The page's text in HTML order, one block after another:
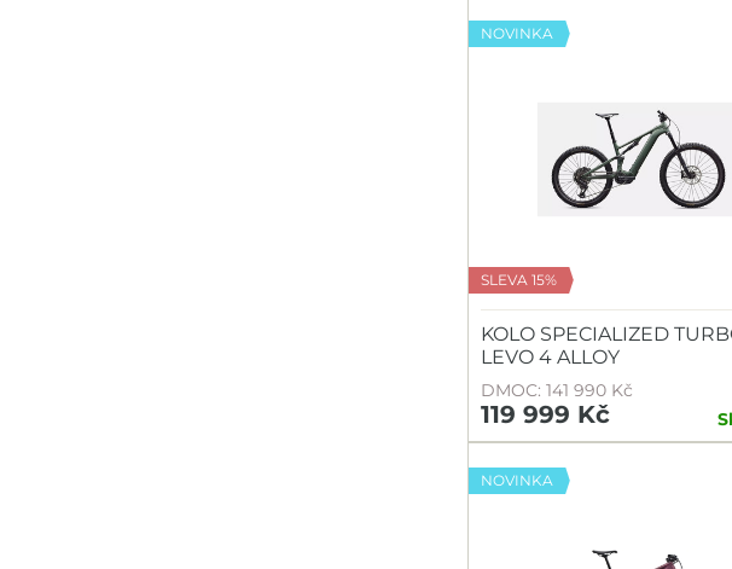
NOVINKA
SLEVA 15%
KOLO SPECIALIZED
LEVO 4 ALLOY
DMOC: 141 990 Kč
119 999 Kč
NOVINKA